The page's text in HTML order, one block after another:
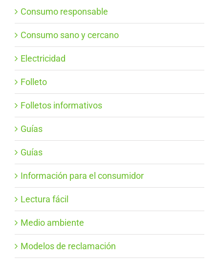
Consumo responsable
Consumo sano y cercano
Electricidad
Folleto
Folletos informativos
Guías
Guías
Información para el consumidor
Lectura fácil
Medio ambiente
Modelos de reclamación